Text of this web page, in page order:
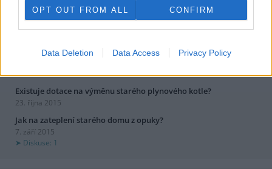
OPT OUT FROM ALL CONFIRM
Data Deletion Data Access Privacy Policy
Musím mít revizi na kotel, když ho nepoužívám?
7. listopadu 2016
Přepojení domácí ČOV na obecní kanalizaci: musím?
Diskuse: 4
Existuje dotace na výměnu starého plynového kotle?
23. října 2015
Jak na zateplení starého domu z opuky?
7. září 2015
Diskuse: 1